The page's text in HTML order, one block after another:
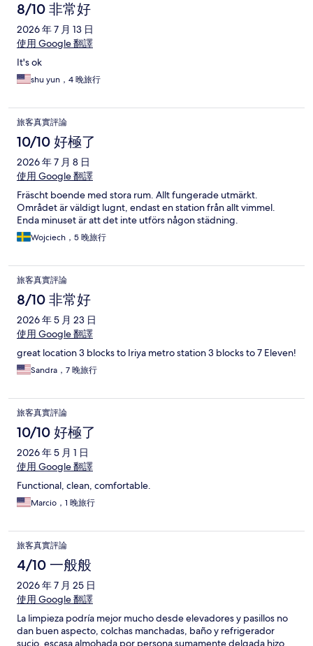
8/10 非常好
2026 年 7 月 13 日
使用 Google 翻譯
It's ok
shu yun，4 晚旅行
旅客真實評論
10/10 好極了
2026 年 7 月 8 日
使用 Google 翻譯
Fräscht boende med stora rum. Allt fungerade utmärkt.
Området är väldigt lugnt, endast en station från allt vimmel.
Enda minuset är att det inte utförs någon städning.
Wojciech，5 晚旅行
旅客真實評論
8/10 非常好
2026 年 5 月 23 日
使用 Google 翻譯
great location 3 blocks to Iriya metro station 3 blocks to 7 Eleven!
Sandra，7 晚旅行
旅客真實評論
10/10 好極了
2026 年 5 月 1 日
使用 Google 翻譯
Functional, clean, comfortable.
Marcio，1 晚旅行
旅客真實評論
4/10 一般般
2026 年 7 月 25 日
使用 Google 翻譯
La limpieza podría mejor mucho desde elevadores y pasillos no
dan buen aspecto, colchas manchadas, baño y refrigerador
sucio, escasa almohada por persona sumamente delgada hizo